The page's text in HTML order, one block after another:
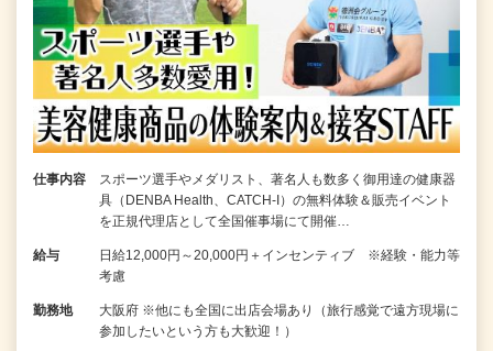
仕事内容
スポーツ選手やメダリスト、著名人も数多く御用達の健康器
具（DENBA Health、CATCH-I）の無料体験＆販売イベント
を正規代理店として全国催事場にて開催…
給与
日給12,000円～20,000円＋インセンティブ ※経験・能力等
考慮
勤務地
大阪府 ※他にも全国に出店会場あり（旅行感覚で遠方現場に
参加したいという方も大歓迎！）